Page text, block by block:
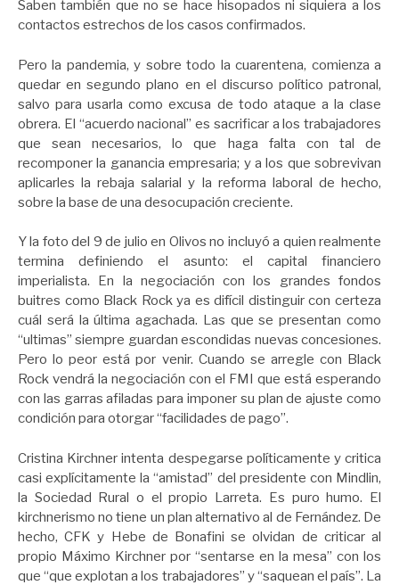
Saben también que no se hace hisopados ni siquiera a los
contactos estrechos de los casos confirmados.
Pero la pandemia, y sobre todo la cuarentena, comienza a
quedar en segundo plano en el discurso político patronal,
salvo para usarla como excusa de todo ataque a la clase
obrera. El “acuerdo nacional” es sacrificar a los trabajadores
que sean necesarios, lo que haga falta con tal de
recomponer la ganancia empresaria; y a los que sobrevivan
aplicarles la rebaja salarial y la reforma laboral de hecho,
sobre la base de una desocupación creciente.
Y la foto del 9 de julio en Olivos no incluyó a quien realmente
termina definiendo el asunto: el capital financiero
imperialista. En la negociación con los grandes fondos
buitres como Black Rock ya es difícil distinguir con certeza
cuál será la última agachada. Las que se presentan como
“ultimas” siempre guardan escondidas nuevas concesiones.
Pero lo peor está por venir. Cuando se arregle con Black
Rock vendrá la negociación con el FMI que está esperando
con las garras afiladas para imponer su plan de ajuste como
condición para otorgar “facilidades de pago”.
Cristina Kirchner intenta despegarse políticamente y critica
casi explícitamente la “amistad” del presidente con Mindlin,
la Sociedad Rural o el propio Larreta. Es puro humo. El
kirchnerismo no tiene un plan alternativo al de Fernández. De
hecho, CFK y Hebe de Bonafini se olvidan de criticar al
propio Máximo Kirchner por “sentarse en la mesa” con los
que “que explotan a los trabajadores” y “saquean el país”. La